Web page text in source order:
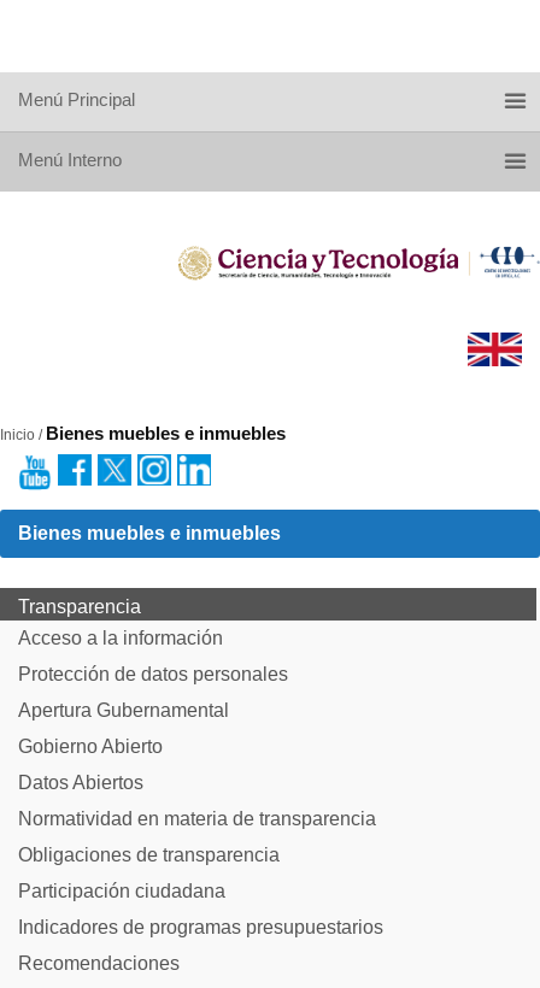
Menú Principal
Menú Interno
Inicio / Bienes muebles e inmuebles
Bienes muebles e inmuebles
Transparencia
Acceso a la información
Protección de datos personales
Apertura Gubernamental
Gobierno Abierto
Datos Abiertos
Normatividad en materia de transparencia
Obligaciones de transparencia
Participación ciudadana
Indicadores de programas presupuestarios
Recomendaciones